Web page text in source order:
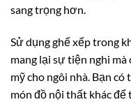
sang trọng hơn.
Sử dụng ghế xếp trong
mang lại sự tiện nghi
mỹ cho ngôi nhà. Bạn
món đồ nội thất khác để